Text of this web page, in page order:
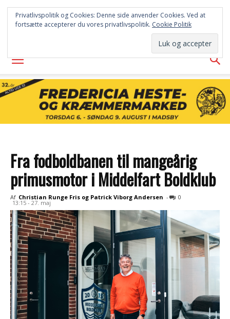
FREDERICIA
AVISEN
Fra fodboldbanen til mangeårig
primusmotor i Middelfart Boldklub
Af Christian Runge Fris og Patrick Viborg Andersen -
13:15 - 27. maj
0
Privatlivspolitik og Cookies: Denne side anvender Cookies. Ved at
fortsætte accepterer du vores privatlivspolitik. Cookie Politik